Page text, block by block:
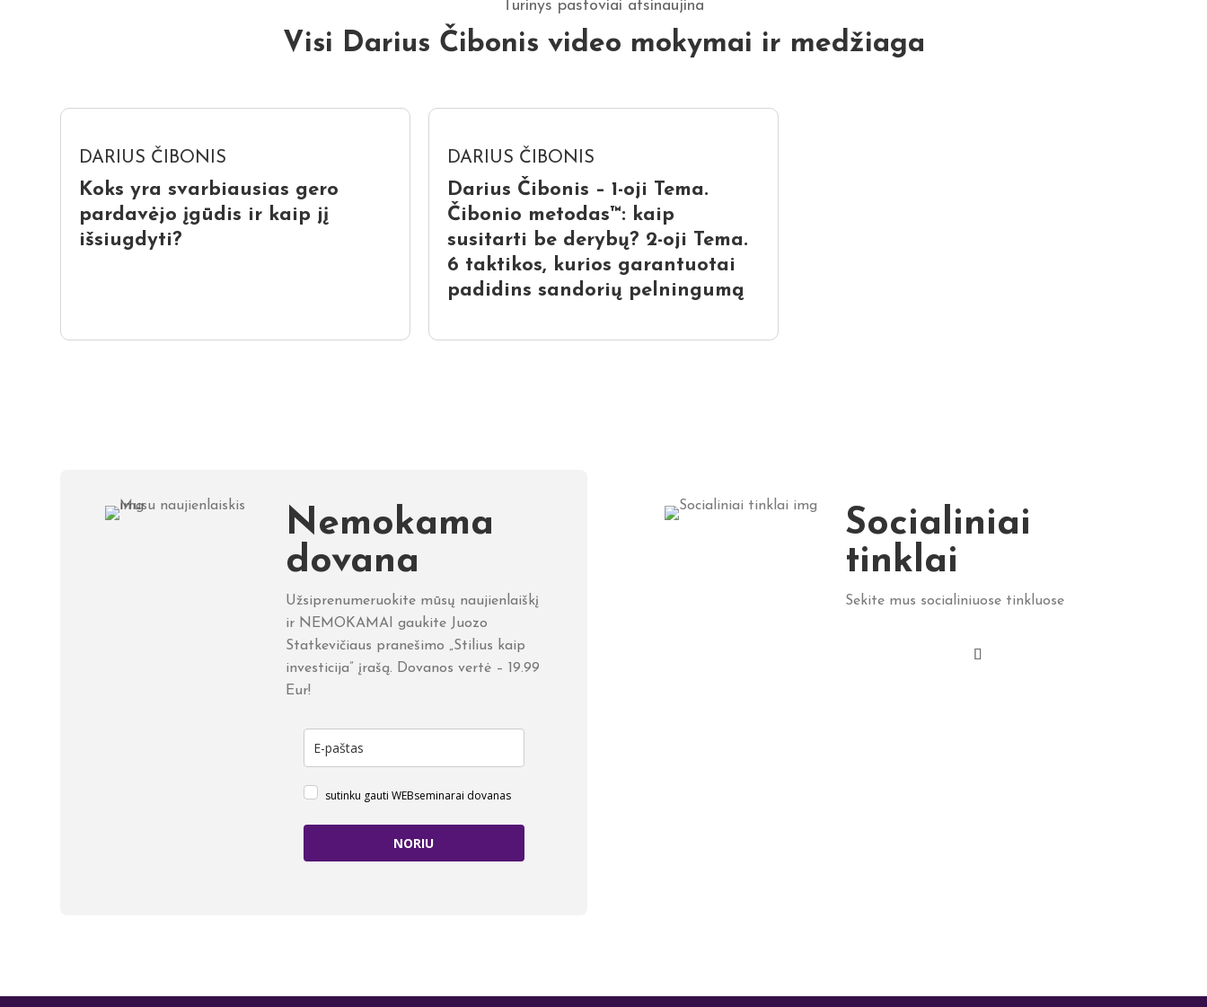
Turinys pastoviai atsinaujina
Visi Darius Čibonis video mokymai ir medžiaga
DARIUS ČIBONIS
Koks yra svarbiausias gero
pardavėjo įgūdis ir kaip jį
išsiugdyti?
DARIUS ČIBONIS
Darius Čibonis – 1-oji Tema.
Čibonio metodas™: kaip
susitarti be derybų? 2-oji Tema.
6 taktikos, kurios garantuotai
padidins sandorių pelningumą
Nemokama
dovana
Užsiprenumeruokite mūsų naujienlaiškį
ir NEMOKAMAI gaukite Juozo
Statkevičiaus pranešimo „Stilius kaip
investicija” įrašą. Dovanos vertė – 19.99
Eur!
sutinku gauti WEBseminarai dovanas
NORIU
Socialiniai
tinklai
Sekite mus socialiniuose tinkluose